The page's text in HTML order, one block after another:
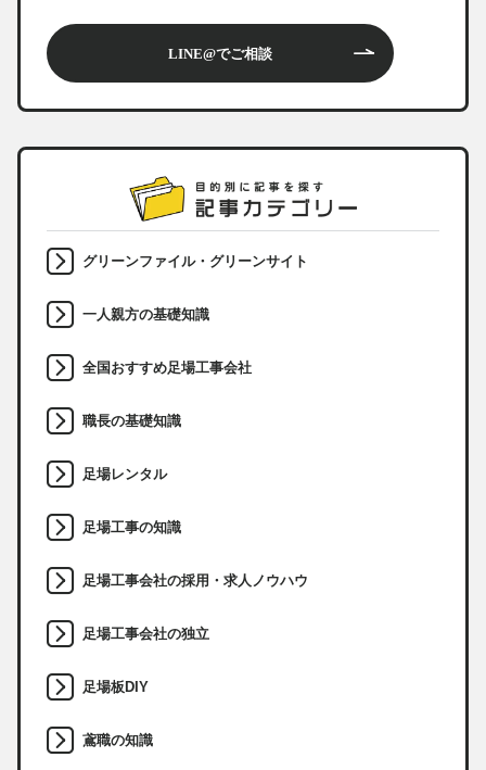
LINE@でご相談
グリーンファイル・グリーンサイト
一人親方の基礎知識
全国おすすめ足場工事会社
職長の基礎知識
足場レンタル
足場工事の知識
足場工事会社の採用・求人ノウハウ
足場工事会社の独立
足場板DIY
鳶職の知識